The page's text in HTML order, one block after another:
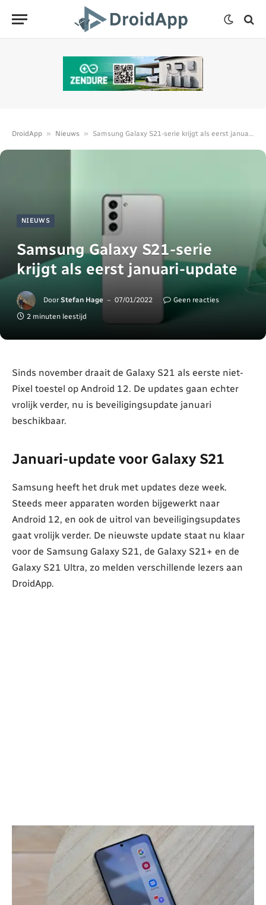
DroidApp » Nieuws » Samsung Galaxy S21-serie krijgt als eerst januari-update
NIEUWS
Samsung Galaxy S21-serie
krijgt als eerst januari-update
Door Stefan Hage 07/01/2022
Geen reacties
2 minuten leestijd
Sinds november draait de Galaxy S21 als eerste niet-
Pixel toestel op Android 12. De updates gaan echter
vrolijk verder, nu is beveiligingsupdate januari
beschikbaar.
Januari-update voor Galaxy S21
Samsung heeft het druk met updates deze week.
Steeds meer apparaten worden bijgewerkt naar
Android 12, en ook de uitrol van beveiligingsupdates
gaat vrolijk verder. De nieuwste update staat nu klaar
voor de Samsung Galaxy S21, de Galaxy S21+ en de
Galaxy S21 Ultra, zo melden verschillende lezers aan
DroidApp.